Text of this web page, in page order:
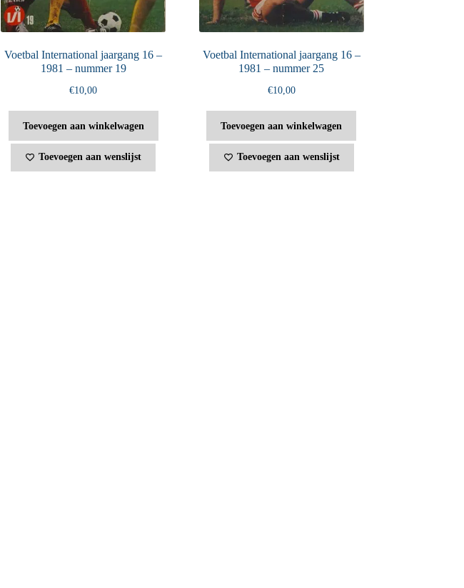
Voetbal International jaargang 16 –
1981 – nummer 19
€10,00
Toevoegen aan winkelwagen
Toevoegen aan wenslijst
Voetbal International jaargang 16 –
1981 – nummer 25
€10,00
Toevoegen aan winkelwagen
Toevoegen aan wenslijst